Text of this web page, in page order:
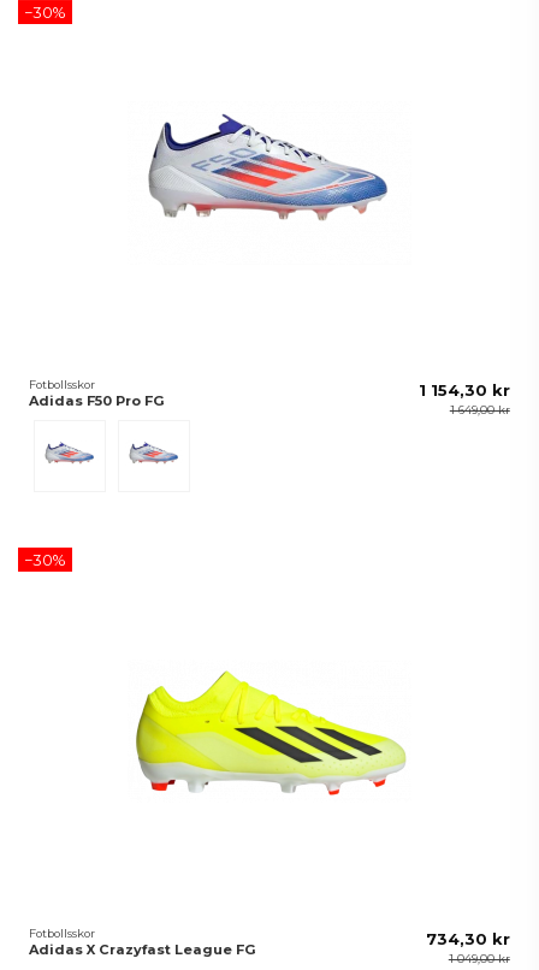
−30%
Fotbollsskor
Adidas F50 Pro FG
1 154,30 kr
1 649,00 kr
−30%
Fotbollsskor
Adidas X Crazyfast League FG
734,30 kr
1 049,00 kr